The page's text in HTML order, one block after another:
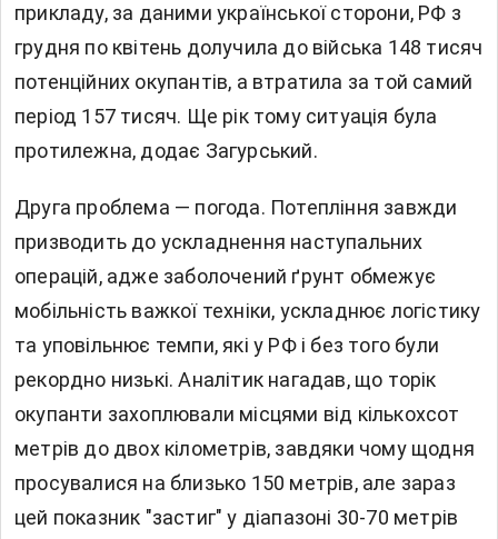
прикладу, за даними української сторони, РФ з
грудня по квітень долучила до війська 148 тисяч
потенційних окупантів, а втратила за той самий
період 157 тисяч. Ще рік тому ситуація була
протилежна, додає Загурський.
Друга проблема — погода. Потепління завжди
призводить до ускладнення наступальних
операцій, адже заболочений ґрунт обмежує
мобільність важкої техніки, ускладнює логістику
та уповільнює темпи, які у РФ і без того були
рекордно низькі. Аналітик нагадав, що торік
окупанти захоплювали місцями від кількохсот
метрів до двох кілометрів, завдяки чому щодня
просувалися на близько 150 метрів, але зараз
цей показник "застиг" у діапазоні 30-70 метрів